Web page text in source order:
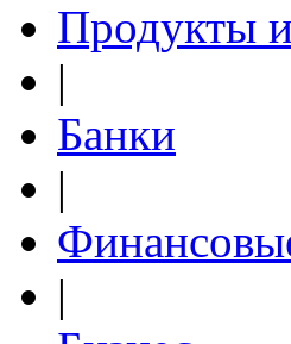
Продукты
|
Банки
|
|